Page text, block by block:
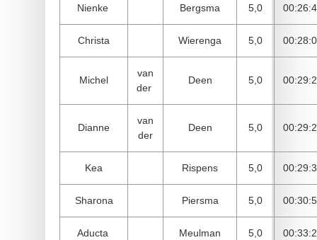
Nienke Bergsma 5,0
Christa Wierenga 5,0
Michel
van
der
Deen 5,0
Dianne
van
der
Deen 5,0
Kea Rispens 5,0
Sharona Piersma 5,0
Aducta Meulman 5,0